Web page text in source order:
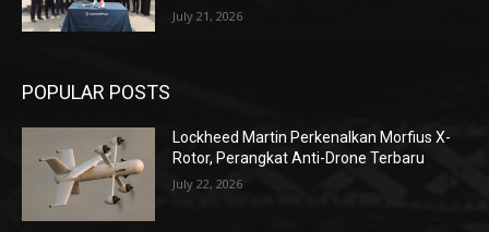
July 21, 2026
POPULAR POSTS
Lockheed Martin Perkenalkan Morfius X-
Rotor, Perangkat Anti-Drone Terbaru
July 22, 2026